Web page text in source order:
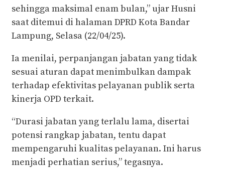
sehingga maksimal enam bulan,” ujar Husni
saat ditemui di halaman DPRD Kota Bandar
Lampung, Selasa (22/04/25).
Ia menilai, perpanjangan jabatan yang tidak
sesuai aturan dapat menimbulkan dampak
terhadap efektivitas pelayanan publik serta
kinerja OPD terkait.
“Durasi jabatan yang terlalu lama, disertai
potensi rangkap jabatan, tentu dapat
mempengaruhi kualitas pelayanan. Ini harus
menjadi perhatian serius,” tegasnya.